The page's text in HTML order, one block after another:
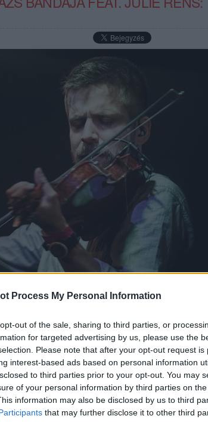
Process My Personal Information
out of the sale, sharing to third parties, or
for targeted advertising by us, please use the
Please note that after your opt-out request is
interest-based ads based on personal information
to third parties prior to your opt-out. You may
of your personal information by third parties on the
information may also be disclosed by us to third
that may further disclose it to other third
Szabó Balázs Bandája . A sorban harmadik, az
Élet
a Recorderen megjelenés előtt az első dal, a
Az új lemez – mint a dalszerző-énekesSzabó Balázs
elmúlt három évének lenyomata – az eddigieknél (a
es Megcsalogatónál és a 2011-esÁtjáróknál)
eklektikusabb világot képvisel. Köszönhető ez annak
hogy az elmúlt évek alatt változott a Banda felállása
főleg a hangzásban erőteljesebb, groove-osabb